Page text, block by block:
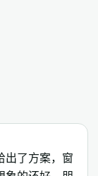
出了方案，窗